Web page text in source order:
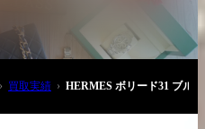
買取実績 HERMES ボリード31 ブル